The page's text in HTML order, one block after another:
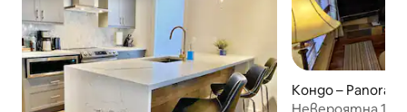
Кондо –
Невероятна 1